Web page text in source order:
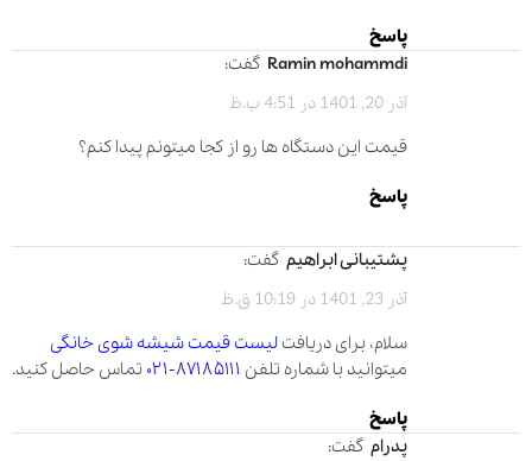
پاسخ
ramin mohammdi
گفت:
آذر 20, 1401 در 4:51 ب.ظ
قیمت این دستگاه ها رو از کجا میتونم پیدا کنم؟
پاسخ
پشتیبانی ابراهیم گفت:
آذر 23, 1401 در 10:19 ق.ظ
سلام، برای دریافت لیست قیمت شیشه شوی خانگی
میتوانید با شماره تلفن ۸۷۱۸۵۱۱۱-۰۲۱ تماس حاصل کنید.
پاسخ
پدرام گفت: